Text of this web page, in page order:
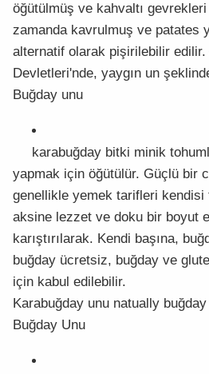
öğütülmüş ve kahvaltı gevrekleri
zamanda kavrulmuş ve patates
alternatif olarak pişirilebilir
Devletleri'nde, yaygın un
Buğday unu
karabuğday bitki minik
yapmak için öğütülür. Güçlü bir
genellikle yemek tarifleri kendisi
aksine lezzet ve doku bir boyut
karıştırılarak. Kendi başına,
buğday ücretsiz, buğday ve
için kabul edilebilir.
Karabuğday unu natually
Buğday Unu